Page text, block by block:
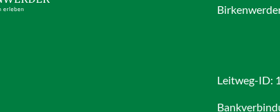
Leitweg-ID: